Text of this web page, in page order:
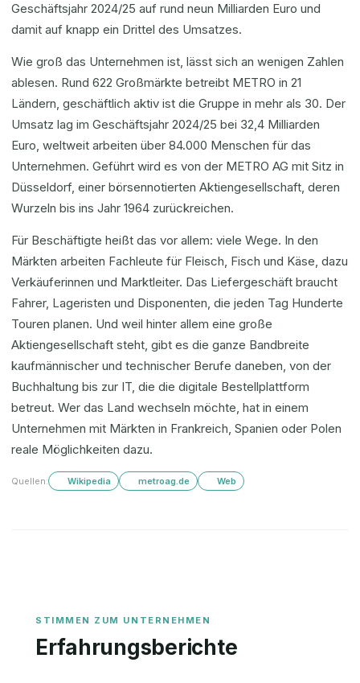
Geschäftsjahr 2024/25 auf rund neun Milliarden Euro und
damit auf knapp ein Drittel des Umsatzes.
Wie groß das Unternehmen ist, lässt sich an wenigen Zahlen
ablesen. Rund 622 Großmärkte betreibt METRO in 21
Ländern, geschäftlich aktiv ist die Gruppe in mehr als 30. Der
Umsatz lag im Geschäftsjahr 2024/25 bei 32,4 Milliarden
Euro, weltweit arbeiten über 84.000 Menschen für das
Unternehmen. Geführt wird es von der METRO AG mit Sitz in
Düsseldorf, einer börsennotierten Aktiengesellschaft, deren
Wurzeln bis ins Jahr 1964 zurückreichen.
Für Beschäftigte heißt das vor allem: viele Wege. In den
Märkten arbeiten Fachleute für Fleisch, Fisch und Käse, dazu
Verkäuferinnen und Marktleiter. Das Liefergeschäft braucht
Fahrer, Lageristen und Disponenten, die jeden Tag Hunderte
Touren planen. Und weil hinter allem eine große
Aktiengesellschaft steht, gibt es die ganze Bandbreite
kaufmännischer und technischer Berufe daneben, von der
Buchhaltung bis zur IT, die die digitale Bestellplattform
betreut. Wer das Land wechseln möchte, hat in einem
Unternehmen mit Märkten in Frankreich, Spanien oder Polen
reale Möglichkeiten dazu.
Quellen: Wikipedia metroag.de Web
Erfahrungsberichte